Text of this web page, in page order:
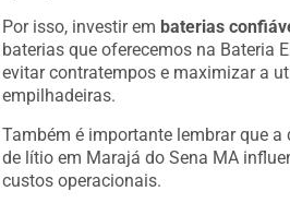
Por isso, investir em baterias
baterias que oferecemos na Bateria
evitar contratempos e maximizar a
empilhadeiras.
Também é importante lembrar que
de lítio em Marajá do Sena MA
custos operacionais.